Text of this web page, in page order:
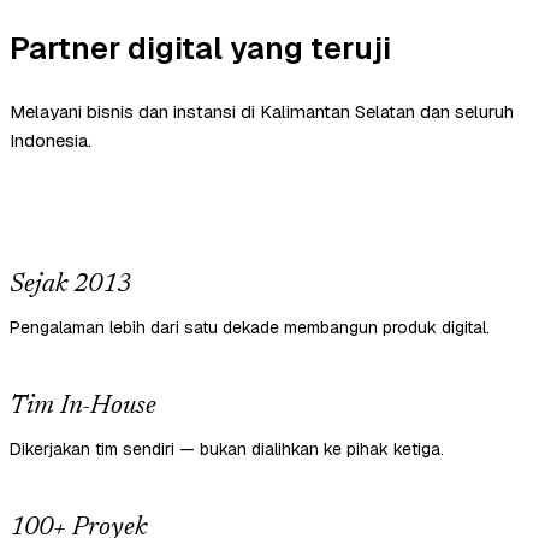
Partner digital yang teruji
Melayani bisnis dan instansi di Kalimantan Selatan dan seluruh
Indonesia.
Sejak 2013
Pengalaman lebih dari satu dekade membangun produk digital.
Tim In-House
Dikerjakan tim sendiri — bukan dialihkan ke pihak ketiga.
100+ Proyek